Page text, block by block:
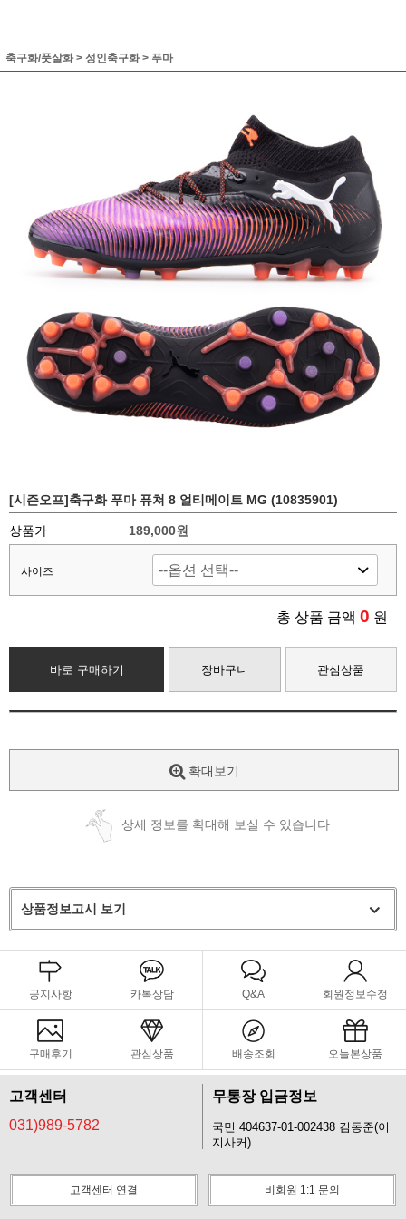
축구화/풋살화 > 성인축구화 > 푸마
[시즌오프]축구화 푸마 퓨쳐 8 얼티메이트 MG (10835901)
상품가 189,000원
사이즈
총 상품 금액 0 원
바로 구매하기 장바구니 관심상품
확대보기
상세 정보를 확대해 보실 수 있습니다
상품정보고시 보기
공지사항 카톡상담 Q&A 회원정보수정
구매후기 관심상품 배송조회 오늘본상품
고객센터
031)989-5782
무통장 입금정보
국민 404637-01-002438 김동준(이
지사커)
고객센터 연결 비회원 1:1 문의